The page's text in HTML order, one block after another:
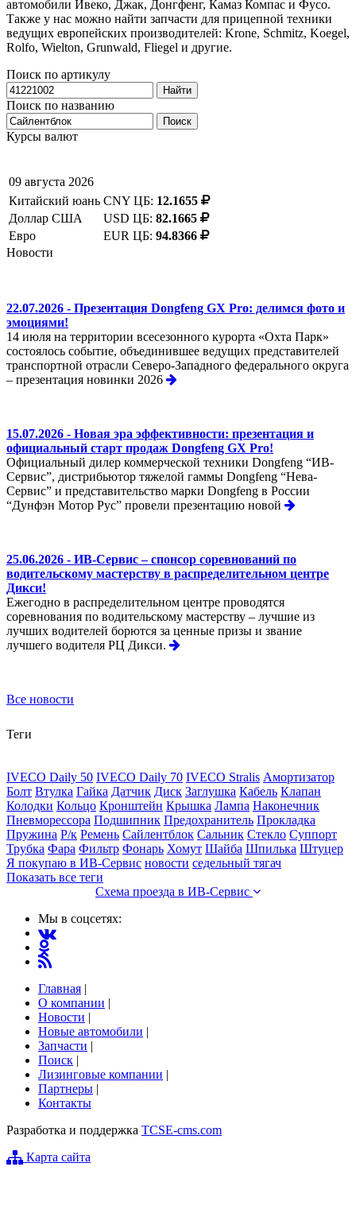
автомобили Ивеко, Джак, Донгфенг, Камаз Компас и Фусо.
Также у нас можно найти запчасти для прицепной техники
ведущих европейских производителей: Krone, Schmitz, Koegel,
Rolfo, Wielton, Grunwald, Fliegel и другие.
Поиск по артикулу
Найти
Поиск по названию
Поиск
Курсы валют
09 августа 2026
Китайский юань CNY ЦБ: 12.1655
Доллар США
USD ЦБ: 82.1665
Евро
EUR ЦБ: 94.8366
Новости
22.07.2026 - Презентация Dongfeng GX Pro: делимся фото и
эмоциями!
14 июля на территории всесезонного курорта «Охта Парк»
состоялось событие, объединившее ведущих представителей
транспортной отрасли Северо-Западного федерального округа
– презентация новинки 2026
15.07.2026 - Новая эра эффективности: презентация и
официальный старт продаж Dongfeng GX Pro!
Официальный дилер коммерческой техники Dongfeng “ИВ-
Сервис”, дистрибьютор тяжелой гаммы Dongfeng “Нева-
Сервис” и представительство марки Dongfeng в России
“Дунфэн Мотор Рус” провели презентацию новой
25.06.2026 - ИВ-Сервис – спонсор соревнований по
водительскому мастерству в распределительном центре
Дикси!
Ежегодно в распределительном центре проводятся
соревнования по водительскому мастерству – лучшие из
лучших водителей борются за ценные призы и звание
лучшего водителя РЦ Дикси.
Все новости
Теги
IVECO Daily 50 IVECO Daily 70 IVECO Stralis Амортизатор
Болт Втулка Гайка Датчик Диск Заглушка Кабель Клапан
Колодки Кольцо Кронштейн Крышка Лампа Наконечник
Пневморессора Подшипник Предохранитель Прокладка
Пружина Р/к Ремень Сайлентблок Сальник Стекло Суппорт
Трубка Фара Фильтр Фонарь Хомут Шайба Шпилька Штуцер
Я покупаю в ИВ-Сервис новости седельный тягач
Показать все теги
Схема проезда в ИВ-Сервис
Мы в соцсетях:
Главная |
О компании |
Новости |
Новые автомобили |
Запчасти |
Поиск |
Лизинговые компании |
Партнеры |
Контакты
Разработка и поддержка TCSE-cms.com
Карта сайта